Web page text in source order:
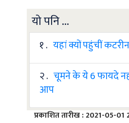
यो पनि ...
१ . यहां क्यों पहुंचीं
२ . चूमने के ये 6 फायदे
आप
प्रकाशित तारीख : 2021-05-